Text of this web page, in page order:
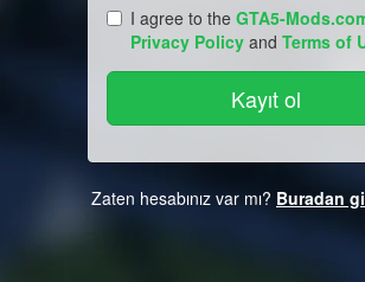
I agree to the GTA5-
Privacy Policy and Terms of
Zaten hesabınız var mı? Buradan